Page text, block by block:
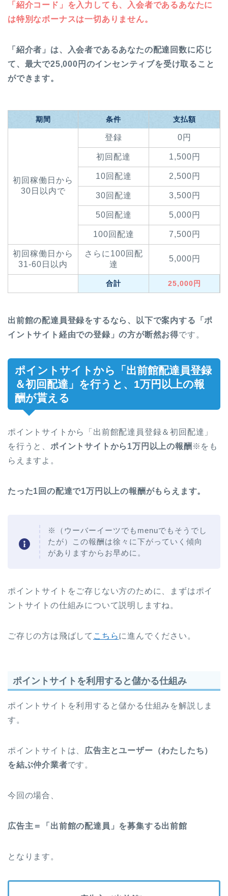
「紹介コード」を入力しても、入会者であるあなたに
は特別なボーナスは一切ありません。
「紹介者」は、入会者であるあなたの配達回数に応じ
て、最大で25,000円のインセンティブを受け取ること
ができます。
期間 条件 支払額
初回稼働日から
30日以内で
登録 0円
初回配達 1,500円
10回配達 2,500円
30回配達 3,500円
50回配達 5,000円
100回配達 7,500円
初回稼働日から
31-60日以内
さらに100回配
達
5,000円
合計 25,000円
出前館の配達員登録をするなら、以下で案内する「ポ
イントサイト経由での登録」の方が断然お得です。
ポイントサイトから「出前館配達員登録
＆初回配達」を行うと、1万円以上の報
酬が貰える
ポイントサイトから「出前館配達員登録＆初回配達」
を行うと、 ポイントサイトから1万円以上の報酬 ※をも
らえますよ。
たった1回の配達で1万円以上の報酬がもらえます。
※（ウーバーイーツでもmenuでもそうでし
たが）この報酬は徐々に下がっていく傾向
がありますからお早めに。
ポイントサイトをご存じない方のために、まずはポイ
ントサイトの仕組みについて説明しますね。
ご存じの方は飛ばして こちらに進んでください。
ポイントサイトを利用すると儲かる仕組み
ポイントサイトを利用すると儲かる仕組みを解説しま
す。
ポイントサイトは、 広告主とユーザー（わたしたち）
を結ぶ仲介業者です。
今回の場合、
広告主＝「出前館の配達員」を募集する出前館
となります。